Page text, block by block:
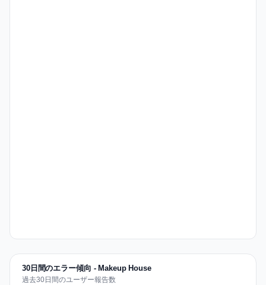
30日間のエラー傾向 - Makeup House
過去30日間のユーザー報告数